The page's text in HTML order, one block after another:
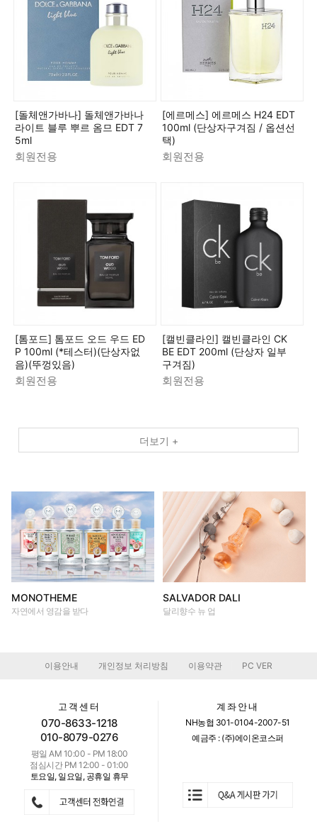
[돌체앤가바나] 돌체앤가바나
라이트 블루 뿌르 옴므 EDT 7
5ml
회원전용
[에르메스] 에르메스 H24 EDT
100ml (단상자구겨짐 / 옵션선
택)
회원전용
[톰포드] 톰포드 오드 우드 ED
P 100ml (*테스터)(단상자없
음)(뚜껑있음)
회원전용
[캘빈클라인] 캘빈클라인 CK
BE EDT 200ml (단상자 일부
구겨짐)
회원전용
더보기 +
MONOTHEME
자연에서 영감을 받다
SALVADOR DALI
달리향수 뉴 업
이용안내 개인정보 처리방침 이용약관 PC VER
고객센터
070-8633-1218
010-8079-0276
평일 AM 10:00 - PM 18:00
점심시간 PM 12:00 - 01:00
토요일, 일요일, 공휴일 휴무
계좌안내
NH농협 301-0104-2007-51
예금주 : (주)에이온코스퍼